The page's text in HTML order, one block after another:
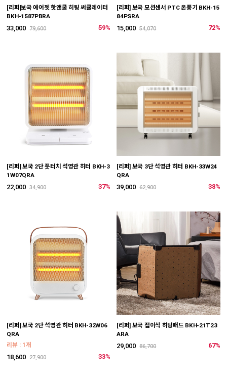
[리퍼]보국 에어젯 핫앤쿨 히팅 써큘레이터
BKH-1587PBRA
33,000 79,600 59%
[리퍼] 보국 모션센서 PTC 온풍기 BKH-15
84PSRA
15,000 54,070 72%
[리퍼] 보국 2단 풋터치 석영관 히터 BKH-3
1W07QRA
22,000 34,900 37%
[리퍼] 보국 3단 석영관 히터 BKH-33W24
QRA
39,000 62,900 38%
[리퍼] 보국 2단 석영관 히터 BKH-32W06
QRA
리뷰 : 1개
18,600 27,900 33%
[리퍼] 보국 접이식 히팅패드 BKH-21T23
ARA
29,000 86,700 67%